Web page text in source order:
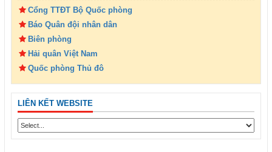
Cổng TTĐT Bộ Quốc phòng
Báo Quân đội nhân dân
Biên phòng
Hải quân Việt Nam
Quốc phòng Thủ đô
LIÊN KẾT WEBSITE